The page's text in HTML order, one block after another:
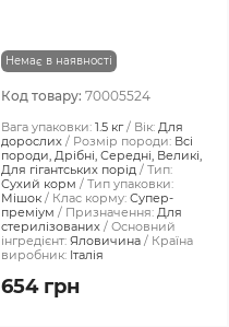
Немає в наявності
Код товару: 70005524
Вага упаковки: 1.5 кг Вік: Для
дорослих
Розмір породи: Всі
породи, Дрібні, Середні, Великі,
Для гігантських порід
Тип:
Сухий корм
Тип упаковки:
Мішок
Клас корму: Супер-
преміум
Призначення: Для
стерилізованих
Основний
інгредієнт: Яловичина
Країна
виробник: Італія
654 грн